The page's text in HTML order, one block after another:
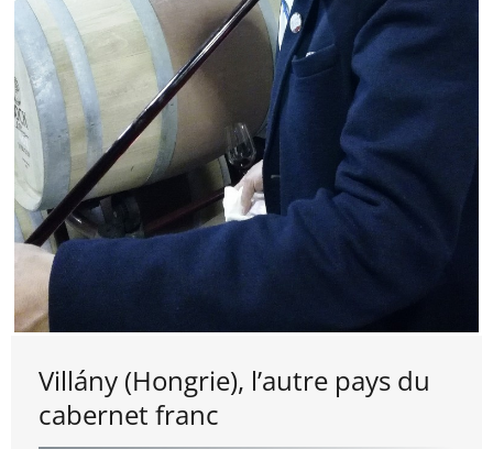
Villány (Hongrie), l’autre pays du
cabernet franc